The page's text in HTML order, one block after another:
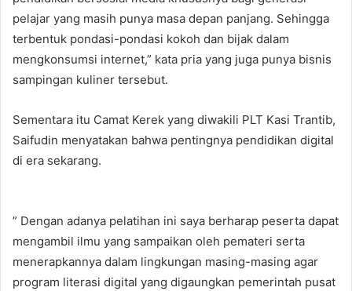
pelajar yang masih punya masa depan panjang. Sehingga
terbentuk pondasi-pondasi kokoh dan bijak dalam
mengkonsumsi internet,” kata pria yang juga punya bisnis
sampingan kuliner tersebut.
Sementara itu Camat Kerek yang diwakili PLT Kasi Trantib,
Saifudin menyatakan bahwa pentingnya pendidikan digital
di era sekarang.
” Dengan adanya pelatihan ini saya berharap peserta dapat
mengambil ilmu yang sampaikan oleh pemateri serta
menerapkannya dalam lingkungan masing-masing agar
program literasi digital yang digaungkan pemerintah pusat